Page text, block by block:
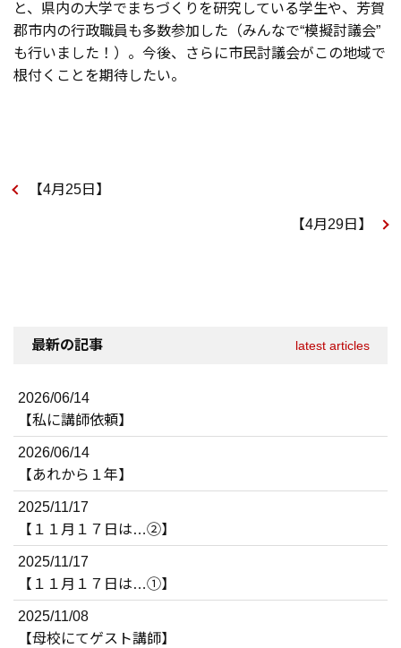
と、県内の大学でまちづくりを研究している学生や、芳賀
郡市内の行政職員も多数参加した（みんなで“模擬討議会”
も行いました！）。今後、さらに市民討議会がこの地域で
根付くことを期待したい。
【4月25日】
【4月29日】
最新の記事 latest articles
2026/06/14
【私に講師依頼】
2026/06/14
【あれから１年】
2025/11/17
【１１月１７日は…②】
2025/11/17
【１１月１７日は…①】
2025/11/08
【母校にてゲスト講師】